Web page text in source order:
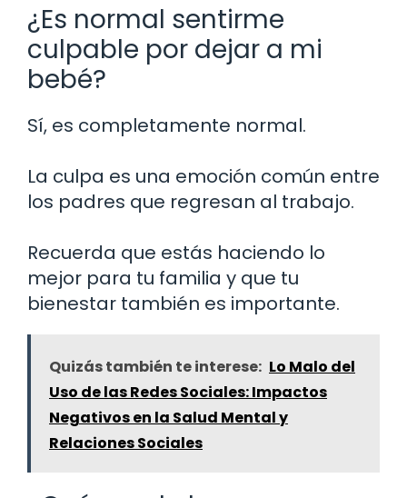
¿Es normal sentirme
culpable por dejar a mi
bebé?
Sí, es completamente normal.
La culpa es una emoción común entre
los padres que regresan al trabajo.
Recuerda que estás haciendo lo
mejor para tu familia y que tu
bienestar también es importante.
Quizás también te interese: Lo Malo del
Uso de las Redes Sociales: Impactos
Negativos en la Salud Mental y
Relaciones Sociales